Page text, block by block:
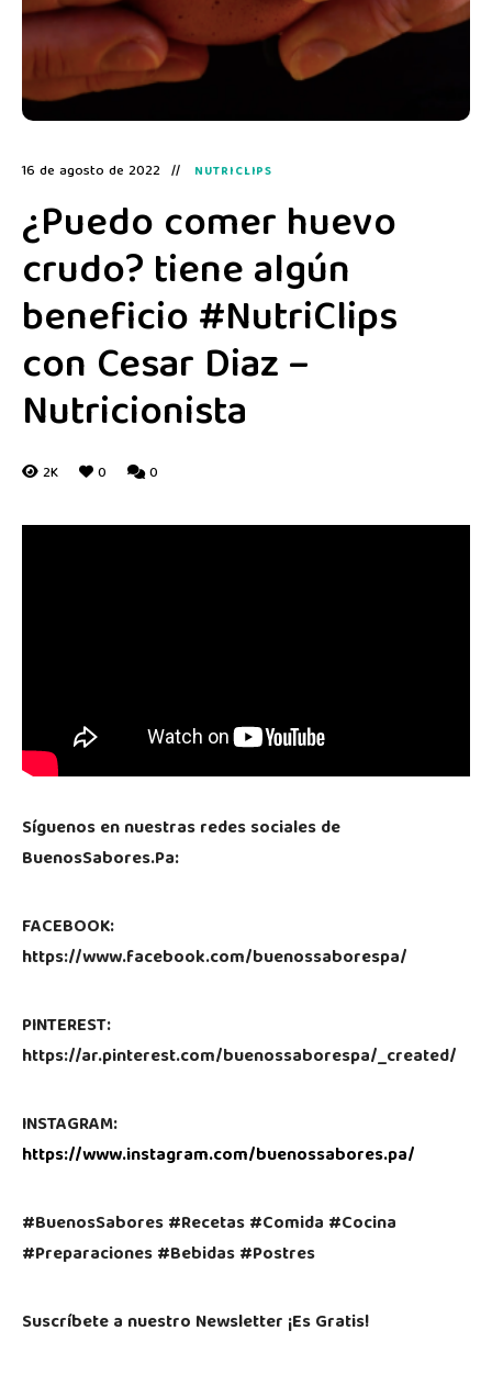
16 de agosto de 2022 NUTRICLIPS
¿Puedo comer huevo
crudo? tiene algún
beneficio #NutriClips
con Cesar Diaz –
Nutricionista
2K 0 0
Síguenos en nuestras redes sociales de
BuenosSabores.Pa:
FACEBOOK:
https://www.facebook.com/buenossaborespa/
PINTEREST:
https://ar.pinterest.com/buenossaborespa/_created/
INSTAGRAM:
https://www.instagram.com/buenossabores.pa/
#BuenosSabores #Recetas #Comida #Cocina
#Preparaciones #Bebidas #Postres
Suscríbete a nuestro Newsletter ¡Es Gratis!